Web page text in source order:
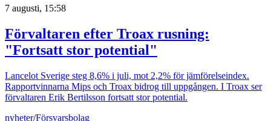
7 augusti, 15:58
Förvaltaren efter Troax rusning:
"Fortsatt stor potential"
Lancelot Sverige steg 8,6% i juli, mot 2,2% för jämförelseindex.
Rapportvinnarna Mips och Troax bidrog till uppgången. I Troax ser
förvaltaren Erik Bertilsson fortsatt stor potential.
nyheter/Försvarsbolag